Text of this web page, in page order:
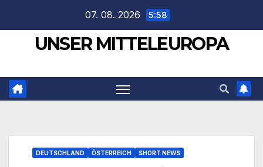
springen
07. 08. 2026 5:58
UNSER MITTELEUROPA
DEUTSCHLAND ÖSTERREICH SHORT NEWS